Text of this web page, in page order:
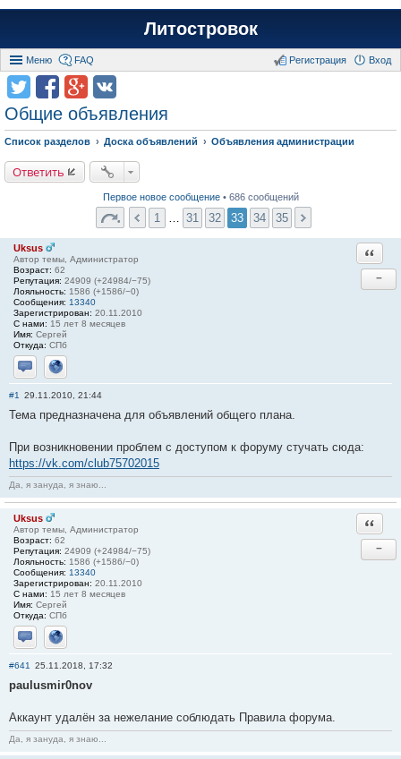
Литостровок
Меню FAQ Вход
Регистрация
Общие объявления
Список разделов Доска объявлений Объявления администрации
Ответить
Первое новое сообщение• 686 сообщений
1 31 32 33 34 35
Uksus
Автор темы, Администратор
Возраст: 62
Репутация: 24909 (+24984/−75)
Лояльность: 1586 (+1586/−0)
Сообщения: 13340
Зарегистрирован: 20.11.2010
С нами: 15 лет 8 месяцев
Имя: Сергей
Откуда: СПб
Отправить личное сообщение
Сайт
−
#1 29.11.2010, 21:44
Тема предназначена для объявлений общего плана.
При возникновении проблем с доступом к форуму стучать сюда:
https://vk.com/club75702015
Да, я зануда, я знаю...
Uksus
Автор темы, Администратор
Возраст: 62
Репутация: 24909 (+24984/−75)
Лояльность: 1586 (+1586/−0)
Сообщения: 13340
Зарегистрирован: 20.11.2010
С нами: 15 лет 8 месяцев
Имя: Сергей
Откуда: СПб
Отправить личное сообщение
Сайт
−
#641 25.11.2018, 17:32
paulusmir0nov
Аккаунт удалён за нежелание соблюдать Правила форума.
Да, я зануда, я знаю...